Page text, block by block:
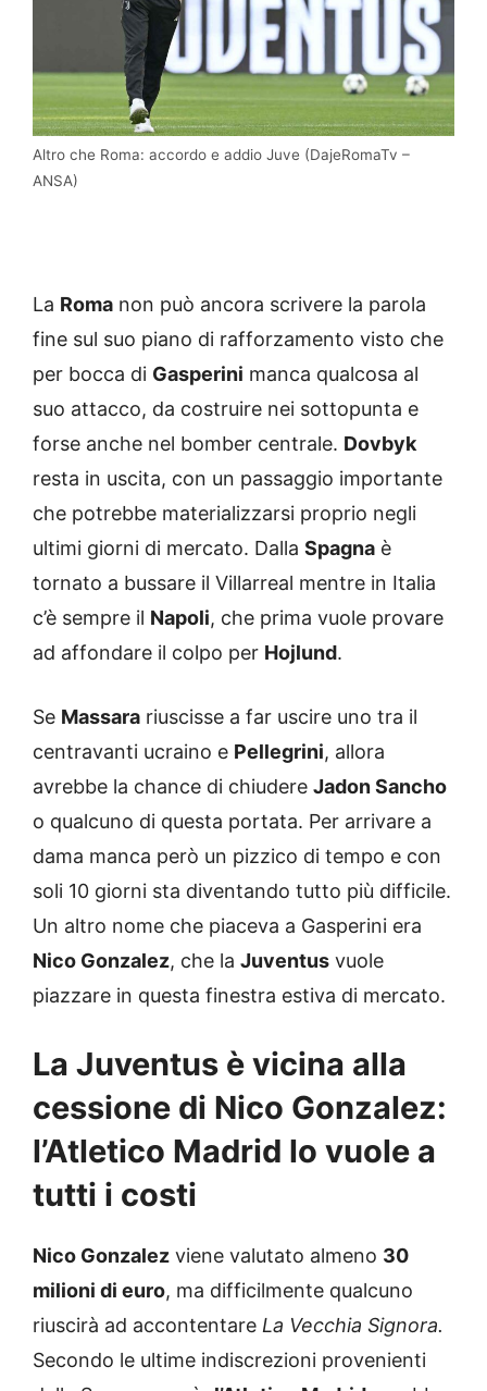
Altro che Roma: accordo e addio Juve (DajeRomaTv –
ANSA)
La Roma non può ancora scrivere la parola
fine sul suo piano di rafforzamento visto che
per bocca di Gasperini manca qualcosa al
suo attacco, da costruire nei sottopunta e
forse anche nel bomber centrale. Dovbyk
resta in uscita, con un passaggio importante
che potrebbe materializzarsi proprio negli
ultimi giorni di mercato. Dalla Spagna è
tornato a bussare il Villarreal mentre in Italia
c’è sempre il Napoli, che prima vuole provare
ad affondare il colpo per Hojlund.
Se Massara riuscisse a far uscire uno tra il
centravanti ucraino e Pellegrini, allora
avrebbe la chance di chiudere Jadon Sancho
o qualcuno di questa portata. Per arrivare a
dama manca però un pizzico di tempo e con
soli 10 giorni sta diventando tutto più difficile.
Un altro nome che piaceva a Gasperini era
Nico Gonzalez, che la Juventus vuole
piazzare in questa finestra estiva di mercato.
La Juventus è vicina alla
cessione di Nico Gonzalez:
l’Atletico Madrid lo vuole a
tutti i costi
Nico Gonzalez viene valutato almeno 30
milioni di euro, ma difficilmente qualcuno
riuscirà ad accontentare La Vecchia Signora.
Secondo le ultime indiscrezioni provenienti